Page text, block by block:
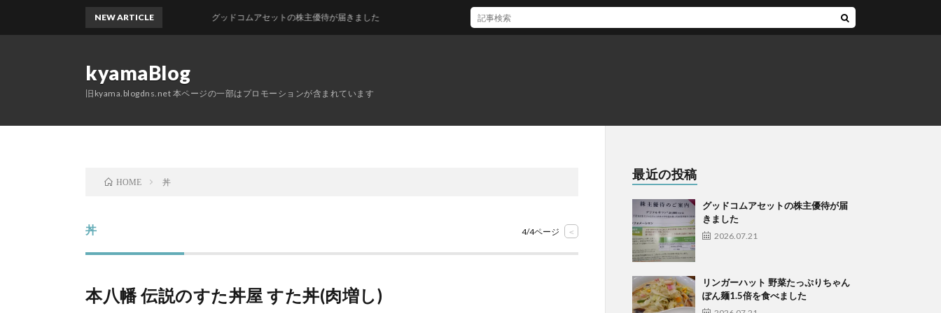
kyamaBlog
旧kyama.blogdns.net 本ページの一部はプロモーションが含まれています
NEW ARTICLE グッドコムアセットの株主優待が届きました
HOME 丼
丼 4/4ページ <
本八幡 伝説のすた丼屋 すた丼(肉増し)
最近の投稿
グッドコムアセットの株主優待が届
きました
2026.07.21
リンガーハット 野菜たっぷりちゃん
ぽん麺1.5倍を食べました